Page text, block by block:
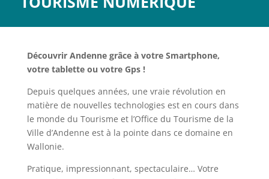
Découvrir Andenne grâce à votre Smartphone,
votre tablette ou votre Gps !
Depuis quelques années, une vraie révolution en
matière de nouvelles technologies est en cours dans
le monde du Tourisme et l’Office du Tourisme de la
Ville d’Andenne est à la pointe dans ce domaine en
Wallonie.
Pratique, impressionnant, spectaculaire… Votre